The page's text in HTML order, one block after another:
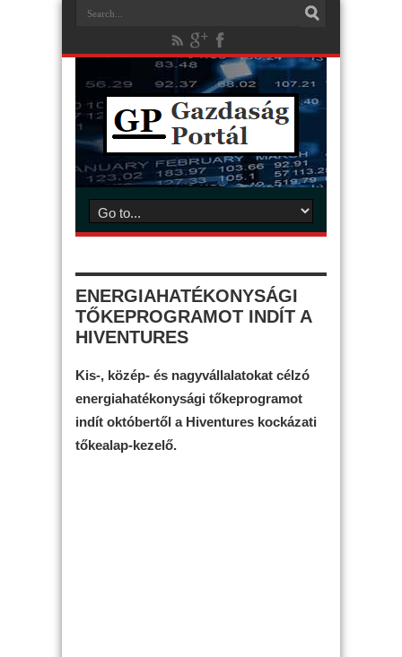
ENERGIAHATÉKONYSÁGI
TŐKEPROGRAMOT INDÍT A
HIVENTURES
Kis-, közép- és nagyvállalatokat célzó
energiahatékonysági tőkeprogramot
indít októbertől a Hiventures kockázati
tőkealap-kezelő.